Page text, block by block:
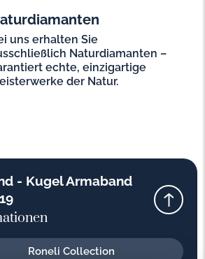
uns erhalten Sie
Naturdiamanten –
echte, einzigartige
der Natur.
- Kugel Armaband
Roneli Collection